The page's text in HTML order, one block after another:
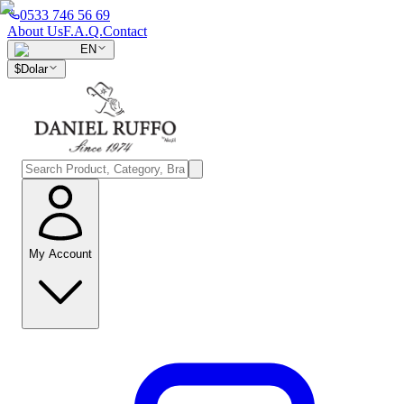
0533 746 56 69
About UsF.A.Q.Contact
EN
$Dolar
My Account